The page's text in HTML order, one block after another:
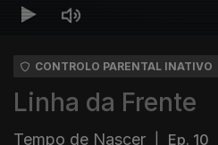
CONTROLO PARENTAL INATIVO
Linha da Frente
Tempo de Nascer Ep. 10